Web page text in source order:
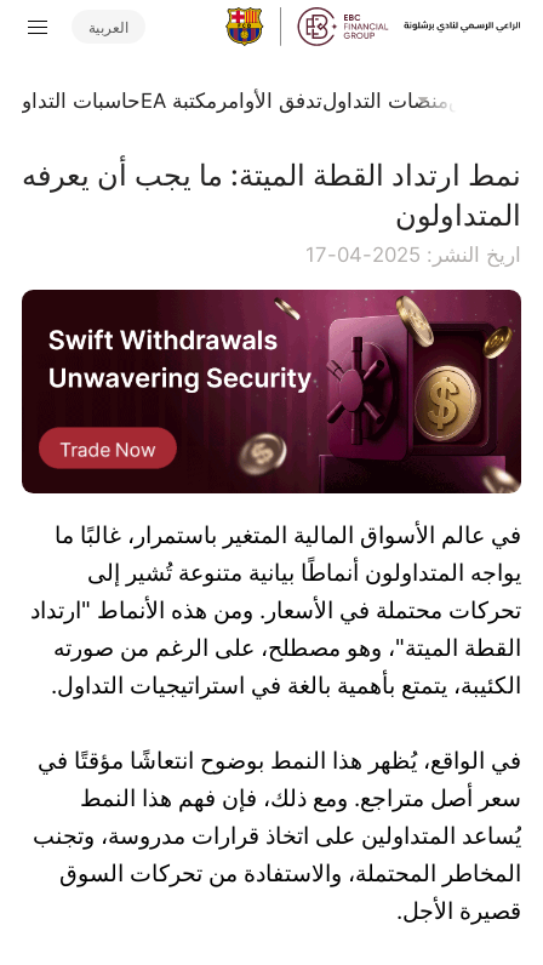
العربية
السوقمنصات التداولتدفق الأوامر مكتبة EA حاسبات التداول
نمط ارتداد القطة الميتة: ما يجب أن يعرفه
المتداولون
اريخ النشر: 2025-04-17
في عالم الأسواق المالية المتغير باستمرار، غالبًا ما
يواجه المتداولون أنماطًا بيانية متنوعة تُشير إلى
تحركات محتملة في الأسعار. ومن هذه الأنماط "ارتداد
القطة الميتة"، وهو مصطلح، على الرغم من صورته
الكئيبة، يتمتع بأهمية بالغة في استراتيجيات التداول.
في الواقع، يُظهر هذا النمط بوضوح انتعاشًا مؤقتًا في
سعر أصل متراجع. ومع ذلك، فإن فهم هذا النمط
يُساعد المتداولين على اتخاذ قرارات مدروسة، وتجنب
المخاطر المحتملة، والاستفادة من تحركات السوق
قصيرة الأجل.